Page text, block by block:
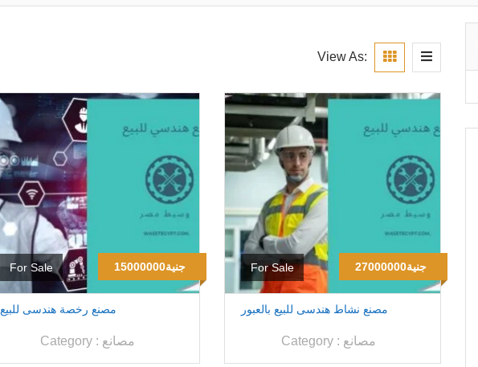
View As:
For Sale 15000000جنية
مصنع رخصة هندسى للبيع
Category : مصانع
For Sale 27000000جنية
مصنع نشاط هندسى للبيع بالعبور
Category : مصانع